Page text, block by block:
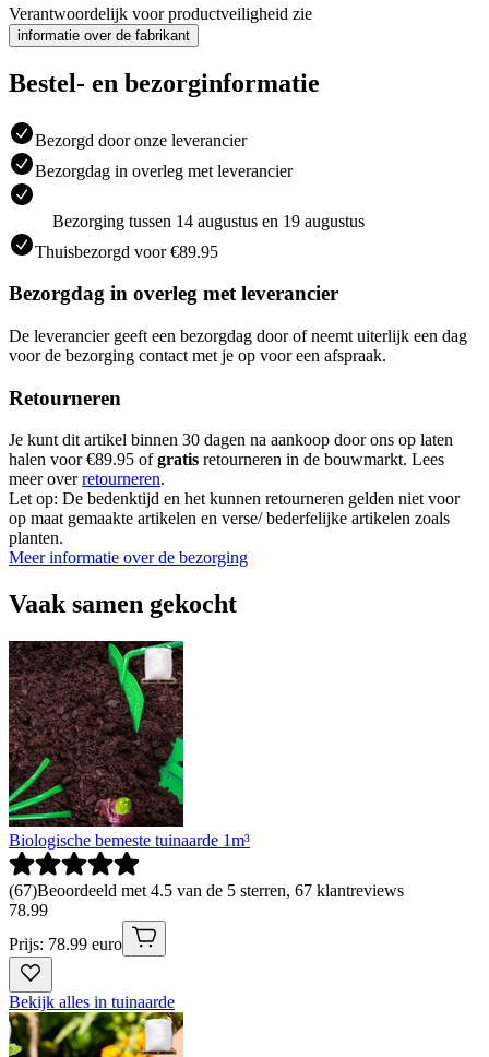
Verantwoordelijk voor productveiligheid zie
informatie over de fabrikant
Bestel- en bezorginformatie
Bezorgd door onze leverancier
Bezorgdag in overleg met leverancier
Bezorging tussen 14 augustus en 19 augustus
Thuisbezorgd voor €89.95
Bezorgdag in overleg met leverancier
De leverancier geeft een bezorgdag door of neemt uiterlijk een dag
voor de bezorging contact met je op voor een afspraak.
Retourneren
Je kunt dit artikel binnen 30 dagen na aankoop door ons op laten
halen voor €89.95 ofgratis retourneren in de bouwmarkt. Lees
meer overretourneren.
Let op: De bedenktijd en het kunnen retourneren gelden niet voor
op maat gemaakte artikelen en verse/ bederfelijke artikelen zoals
planten.
Meer informatie over de bezorging
Vaak samen gekocht
Biologische bemeste tuinaarde 1m³
(67)Beoordeeld met 4.5 van de 5 sterren, 67 klantreviews
78.99
Prijs: 78.99 euro
Bekijk alles in tuinaarde